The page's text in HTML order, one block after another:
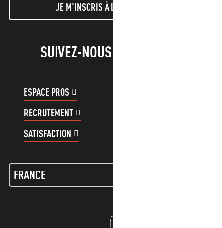
JE M'INSCRIS À LA NEWSLETTER
SUIVEZ-NOUS !
ESPACE PROS
RECRUTEMENT
SATISFACTION